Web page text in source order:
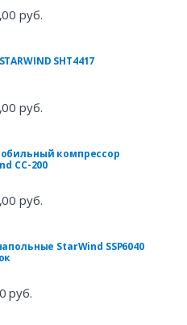
руб.
SHT4417
руб.
компрессор
CC-200
руб.
StarWind SSP6040
руб.